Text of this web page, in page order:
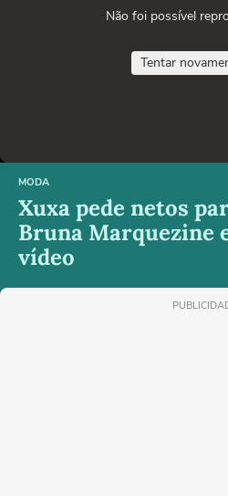
Não foi possível
Tentar
MODA
Xuxa pede netos
Bruna Marquezine
vídeo